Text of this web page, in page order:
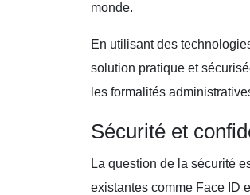
monde.
En utilisant des
solution pratique et
les formalités
Sécurité et
La question de la sécurité
existantes comme Face ID